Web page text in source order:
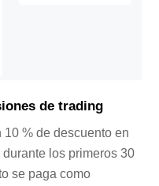
de trading
% de descuento en
los primeros 30
se paga como